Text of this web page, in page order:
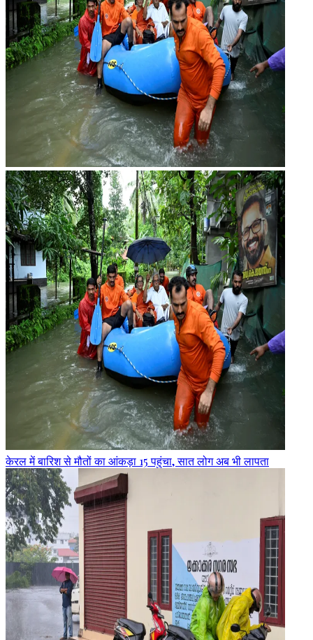
केरल में बारिश से मौतों का आंकड़ा 15 पहुंचा, सात लोग अब भी लापता